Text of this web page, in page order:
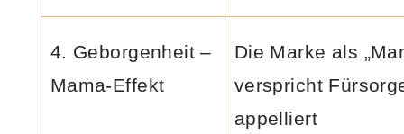
4. Geborgenheit –
Mama-Effekt
Die Marke als
verspricht
appelliert